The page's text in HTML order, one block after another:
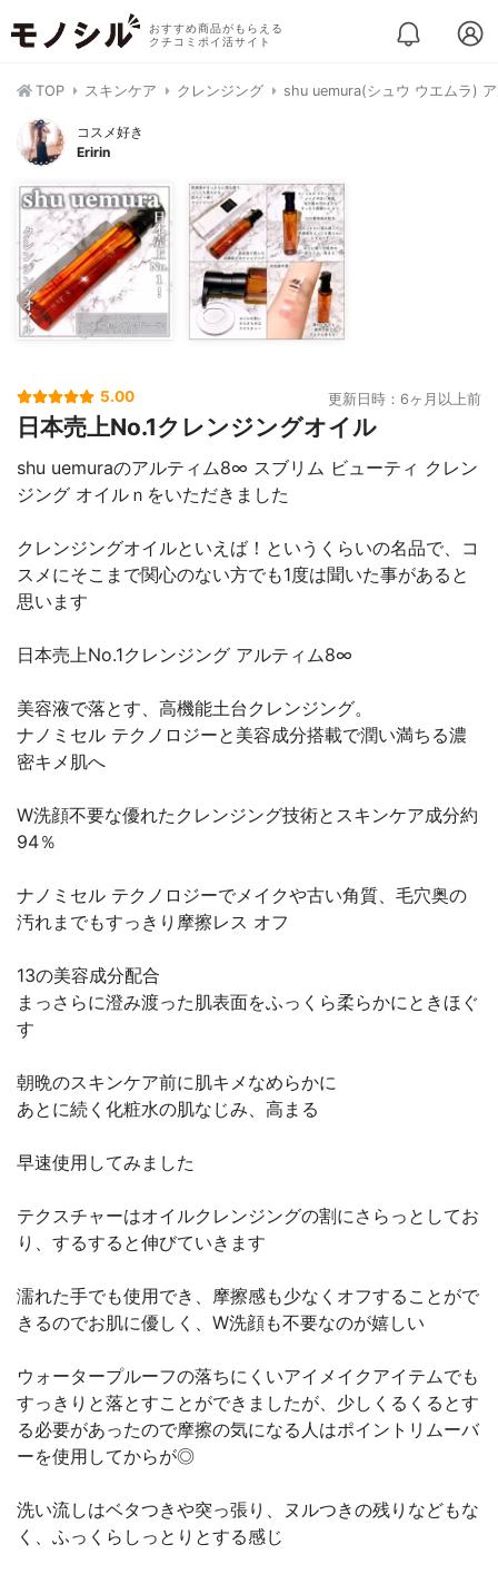
おすすめ商品がもらえる
クチコミポイ活サイト
TOP スキンケア クレンジング shu uemura(シュウ ウエムラ)
コスメ好き
Eririn
5.00 更新日時：6ヶ月以上前
日本売上No.1クレンジングオイル
shu uemuraのアルティム8∞ スブリム ビューティ クレン
ジング オイルｎをいただきました
クレンジングオイルといえば！というくらいの名品で、コ
スメにそこまで関心のない方でも1度は聞いた事があると
思います
日本売上No.1クレンジング アルティム8∞
美容液で落とす、高機能土台クレンジング。
ナノミセル テクノロジーと美容成分搭載で潤い満ちる濃
密キメ肌へ
W洗顔不要な優れたクレンジング技術とスキンケア成分約
94％
ナノミセル テクノロジーでメイクや古い角質、毛穴奥の
汚れまでもすっきり摩擦レス オフ
13の美容成分配合
まっさらに澄み渡った肌表面をふっくら柔らかにときほぐ
す
朝晩のスキンケア前に肌キメなめらかに
あとに続く化粧水の肌なじみ、高まる
早速使用してみました
テクスチャーはオイルクレンジングの割にさらっとしてお
り、するすると伸びていきます
濡れた手でも使用でき、摩擦感も少なくオフすることがで
きるのでお肌に優しく、W洗顔も不要なのが嬉しい
ウォータープルーフの落ちにくいアイメイクアイテムでも
すっきりと落とすことができましたが、少しくるくるとす
る必要があったので摩擦の気になる人はポイントリムーバ
ーを使用してからが◎
洗い流しはベタつきや突っ張り、ヌルつきの残りなどもな
く、ふっくらしっとりとする感じ